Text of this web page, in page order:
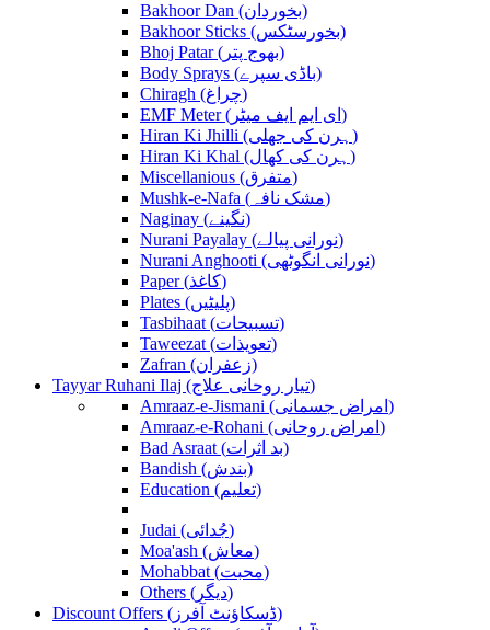
Bakhoor Dan (بخوردان)
Bakhoor Sticks (بخورسٹکس)
Bhoj Patar (بھوج پتر)
Body Sprays (باڈی سپرے)
Chiragh (چراغ)
EMF Meter (ای ایم ایف میٹر)
Hiran Ki Jhilli (ہرن کی جھلی)
Hiran Ki Khal (ہرن کی کھال)
Miscellanious (متفرق)
Mushk-e-Nafa (مشک نافہ)
Naginay (نگینے)
Nurani Payalay (نورانی پیالے)
Nurani Anghooti (نورانی انگوٹھی)
Paper (کاغذ)
Plates (پلیٹیں)
Tasbihaat (تسبیحات)
Taweezat (تعویذات)
Zafran (زعفران)
Tayyar Ruhani Ilaj (تیار روحانی علاج)
Amraaz-e-Jismani (امراض جسمانی)
Amraaz-e-Rohani (امراض روحانی)
Bad Asraat (بد اثرات)
Bandish (بندش)
Education (تعلیم)
Judai (جُدائی)
Moa'ash (معاش)
Mohabbat (محبت)
Others (دیگر)
Discount Offers (ڈسکاؤنٹ آفرز)